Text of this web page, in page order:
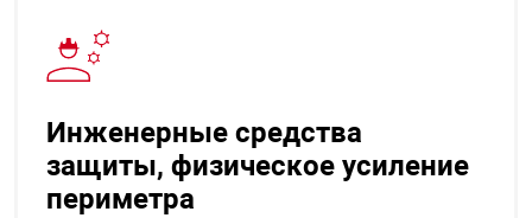
Инженерные средства
защиты, физическое усиление
периметра